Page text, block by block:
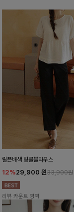
릴픈배색 링클블라우스
12%29,900 원33,900원
리뷰 카운트 영역